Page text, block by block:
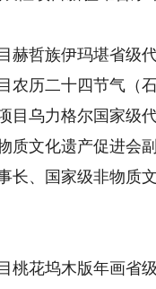
赫哲族伊玛堪省级
农历二十四节气（
目乌力格尔国家级
质文化遗产促进会
长、国家级非物质
桃花坞木版年画省